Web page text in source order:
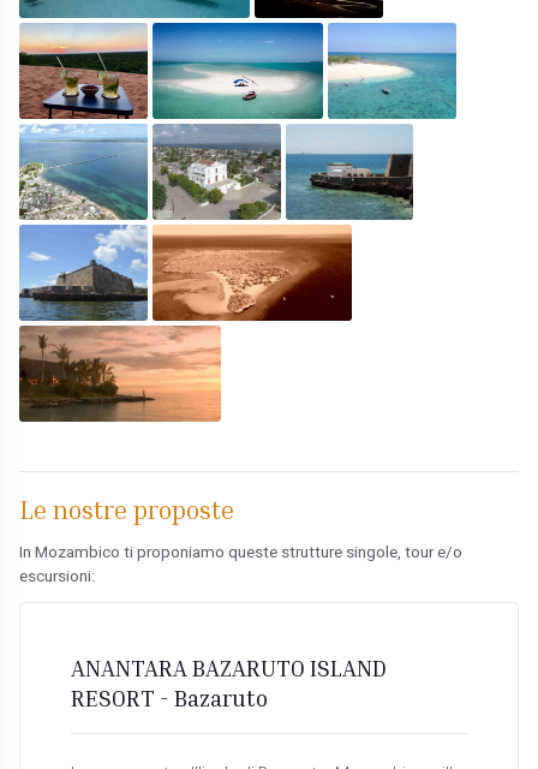
Le nostre proposte
In Mozambico ti proponiamo queste strutture singole, tour e/o
escursioni:
ANANTARA BAZARUTO ISLAND
RESORT - Bazaruto